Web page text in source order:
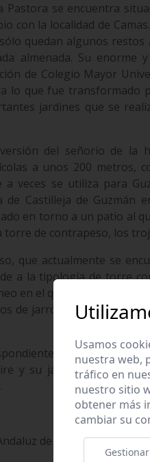
Pastora se encuentra
con la localidad de
quedan algunos
almenada. Su
de Colegio Mayor
lo que fue transformado
jardines que se
del señorío de la
a unos 200 metros,
a veces se utiliza para
de Castilleja de Guzmán
en torno a un patio al
torre de contrapeso, los
que actualmente se
a la tipología de torre
en el que destacan
de jarrones y bolas. Es
al señorío de la
y su jardín,
de Patrimonio
Usamos
nuestra web,
tráfico en
nuestro sitio
obtener más
cambiar su